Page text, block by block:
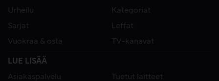
Urheilu
Kategoriat
Sarjat
Leffat
Vuokraa & osta
TV-kanavat
LUE LISÄÄ
Asiakaspalvelu
Tuetut laitteet